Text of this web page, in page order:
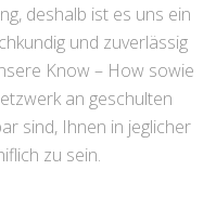
deshalb ist es uns ein
und zuverlässig
Know – How sowie
an geschulten
sind, Ihnen in jeglicher
zu sein.